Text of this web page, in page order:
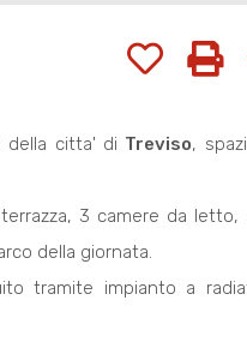
della citta' di Treviso,
3 camere da letto,
della giornata.
tramite impianto a